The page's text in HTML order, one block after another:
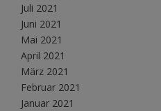
Juli 2021
Juni 2021
Mai 2021
April 2021
März 2021
Februar 2021
Januar 2021